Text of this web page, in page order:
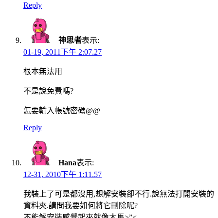
Reply
神思者表示:
01-19, 2011下午 2:07.27
根本無法用
不是說免費嗎?
怎要輸入帳號密碼@@
Reply
Hana表示:
12-31, 2010下午 1:11.57
我裝上了可是都沒用,想解安裝卻不行.說無法打開安裝的
資料夾.請問我要如何將它刪除呢?